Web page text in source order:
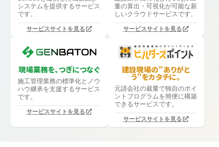
システムを提供するサービス
です。
サービスサイトを見る
量の算出・可視化が可能な新
しいクラウドサービスです。
サービスサイトを見る
現場業務を、つぎにつなぐ
施工管理業務の標準化と ノウ
ハウ継承を支援するサービス
です。
サービスサイトを見る
建設現場の”ありがと
う”をカタチに。
元請会社の裁量で独自のポイ
ントプログラムを簡便に構築
できるサービスです。
サービスサイトを見る